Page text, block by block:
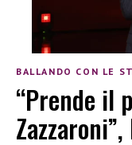
BALLANDO CON LE
“Prende il